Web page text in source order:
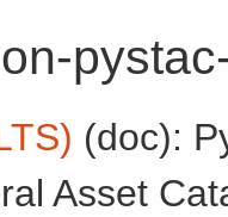
(doc):
Asset